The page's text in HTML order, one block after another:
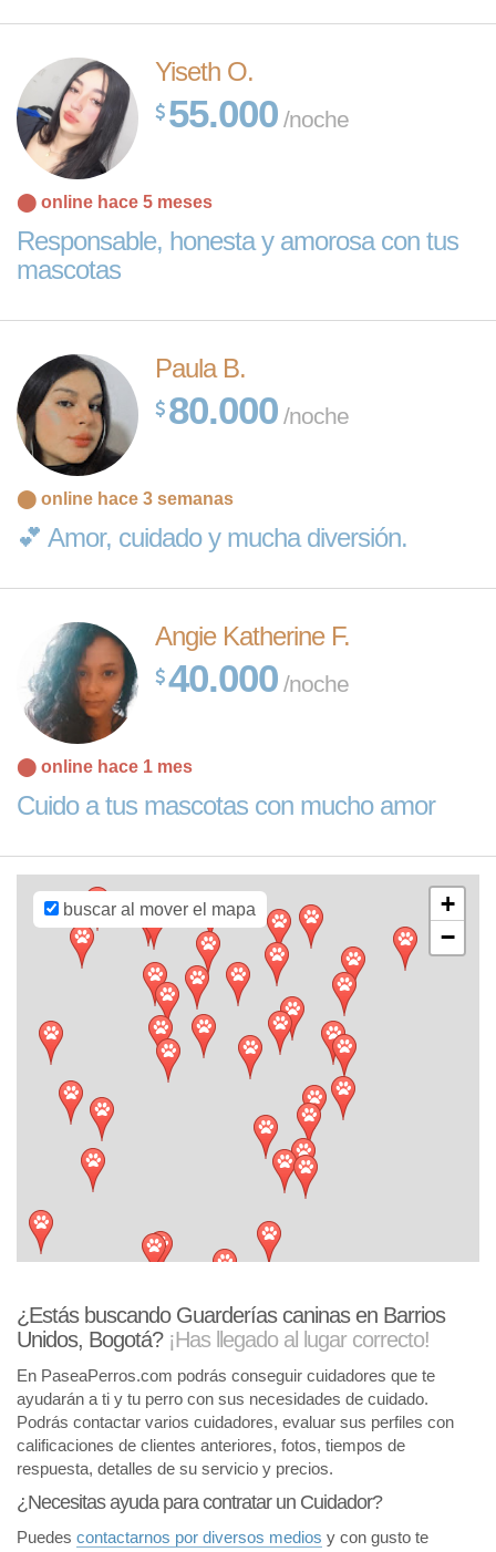
Yiseth O.
55.000 /noche
⬤ online hace 5 meses
Responsable, honesta y amorosa con tus
mascotas
Paula B.
80.000 /noche
⬤ online hace 3 semanas
💕 Amor, cuidado y mucha diversión.
Angie Katherine F.
40.000 /noche
⬤ online hace 1 mes
Cuido a tus mascotas con mucho amor
buscar al mover el mapa
+
−
OpenStreetMap
contributors,
¿Estás buscando Guarderías caninas en Barrios
Unidos, Bogotá? ¡Has llegado al lugar correcto!
En PaseaPerros.com podrás conseguir cuidadores que te
ayudarán a ti y tu perro con sus necesidades de cuidado.
Podrás contactar varios cuidadores, evaluar sus perfiles con
calificaciones de clientes anteriores, fotos, tiempos de
respuesta, detalles de su servicio y precios.
¿Necesitas ayuda para contratar un Cuidador?
Puedes contactarnos por diversos medios y con gusto te